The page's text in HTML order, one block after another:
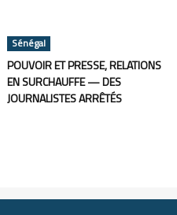
Sénégal
POUVOIR ET PRESSE, RELATIONS
EN SURCHAUFFE — DES
JOURNALISTES ARRÊTÉS